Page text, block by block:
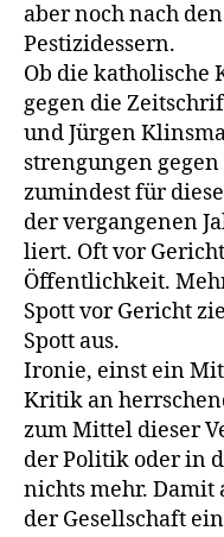
aber noch nach
Pestizidessern.
Ob die katholische
gegen die
und Jürgen
strengungen
zumindest für
der vergangenen
liert. Oft vor
Öffentlichkeit.
Spott vor Gericht
Spott aus.
Ironie, einst ein
Kritik an
zum Mittel dieser
der Politik oder in
nichts mehr.
der Gesellschaft